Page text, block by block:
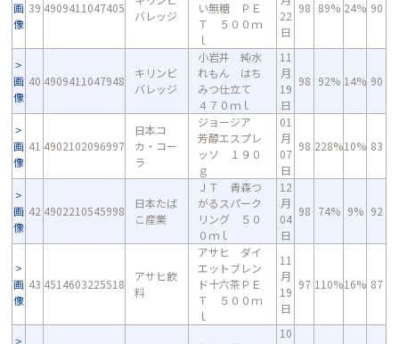
画
像
39 4909411047405
バレッジ
い無糖 ＰＥ
Ｔ ５００ｍ
ｌ
22
日
98 89% 24% 90
画
像
40 4909411047948
キリンビ
バレッジ
小岩井 純水
れもん はち
みつ仕立て
４７０ｍｌ
11
月
19
日
98 92% 14% 90
画
像
41 4902102096997
日本コ
カ・コー
ラ
ジョージア
芳醇エスプレ
ッソ １９０
ｇ
01
月
07
日
98 228%10% 83
画
像
42 4902210545998
日本たば
こ産業
ＪＴ 青森つ
がるスパーク
リング ５０
０ｍｌ
12
月
04
日
98 74% 9% 92
画
像
43 4514603225518
アサヒ飲
料
アサヒ ダイ
エットブレン
ド十六茶ＰＥ
Ｔ ５００ｍ
ｌ
11
月
19
日
97 110%16% 87
10